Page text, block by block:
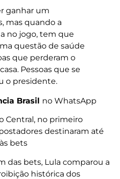
ganhar um
mas quando a
no jogo, tem que
questão de saúde
que perderam o
Pessoas que se
o presidente.
Brasil no WhatsApp
Central, no primeiro
destinaram até
bets
das bets, Lula comparou a
histórica dos